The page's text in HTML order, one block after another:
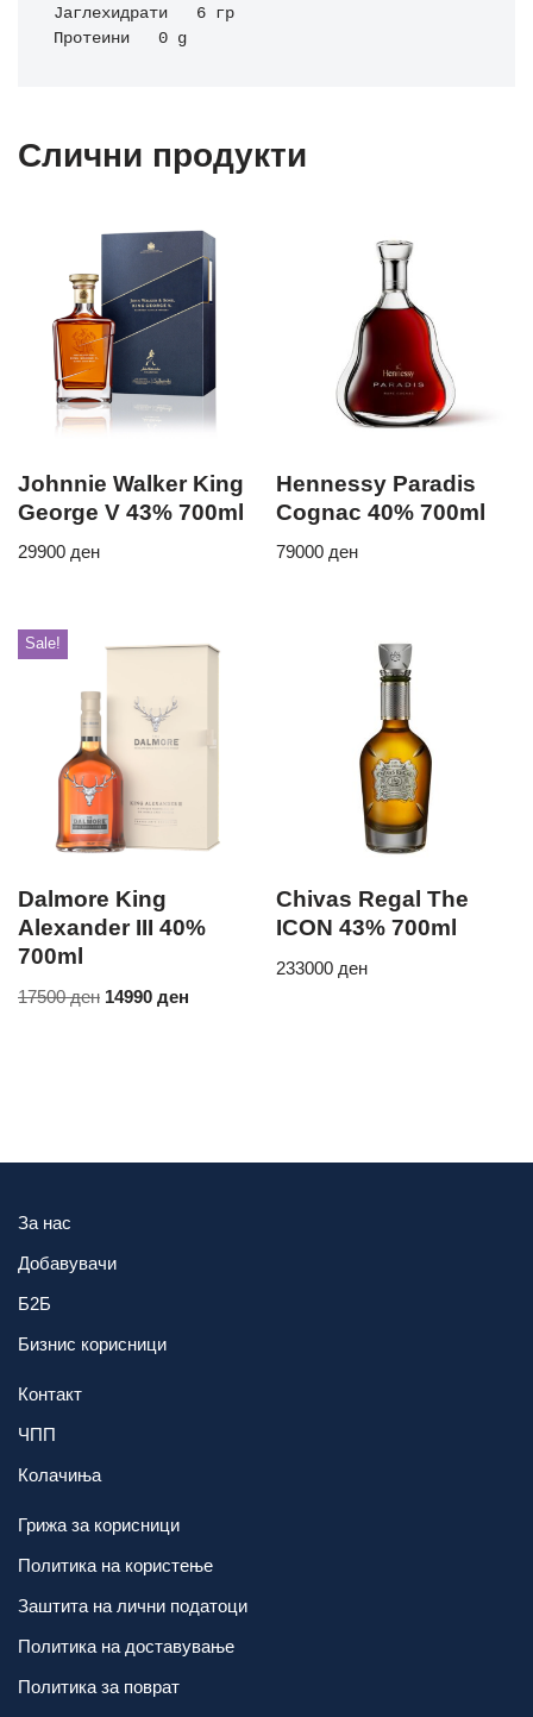
Јаглехидрати   6 гр
Протеини   0 g
Слични продукти
Johnnie Walker King
George V 43% 700ml
29900 ден
Hennessy Paradis
Cognac 40% 700ml
79000ден
Sale!
Dalmore King
Alexander III 40%
700ml
17500ден 14990 ден
Chivas Regal The
ICON 43% 700ml
233000 ден
За нас
Добавувачи
Б2Б
Бизнис корисници
Контакт
ЧПП
Колачиња
Грижа за корисници
Политика на користење
Заштита на лични податоци
Политика на доставување
Политика за поврат